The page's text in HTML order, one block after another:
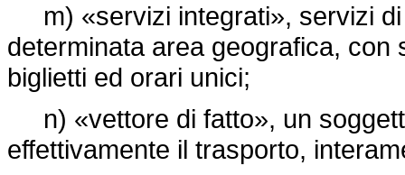
m) «servizi integrati», servizi di
determinata area geografica,
biglietti ed orari unici;
n) «vettore di fatto», un
effettivamente il trasporto,